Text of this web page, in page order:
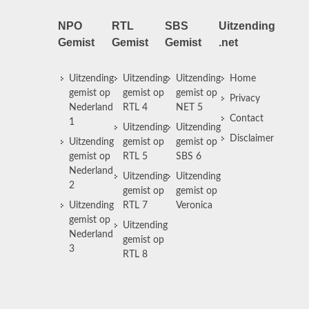
NPO
Gemist
Uitzending
gemist op
Nederland
1
Uitzending
gemist op
Nederland
2
Uitzending
gemist op
Nederland
3
RTL
Gemist
Uitzending
gemist op
RTL 4
Uitzending
gemist op
RTL 5
Uitzending
gemist op
RTL 7
Uitzending
gemist op
RTL 8
SBS
Gemist
Uitzending
gemist op
NET 5
Uitzending
gemist op
SBS 6
Uitzending
gemist op
Veronica
Uitzending
.net
Home
Privacy
Contact
Disclaimer